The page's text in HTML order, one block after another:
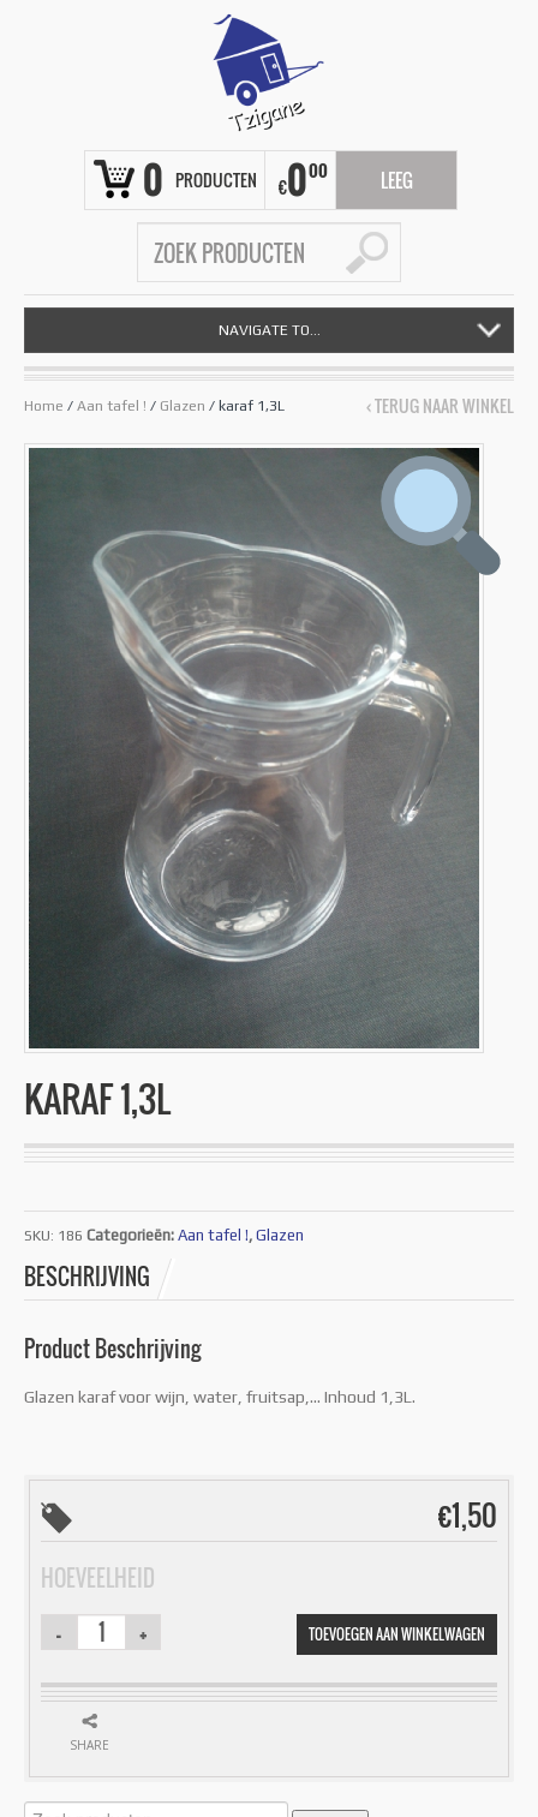
0 PRODUCTEN €000 LEEG
NAVIGATE TO...
Home / Aan tafel ! / Glazen / karaf 1,3L ‹ TERUG NAAR WINKEL
KARAF 1,3L
SKU: 186 Categorieën: Aan tafel !, Glazen
BESCHRIJVING
Product Beschrijving
Glazen karaf voor wijn, water, fruitsap,… Inhoud 1,3L.
€1,50
HOEVEELHEID
TOEVOEGEN AAN WINKELWAGEN
SHARE
Zoeken